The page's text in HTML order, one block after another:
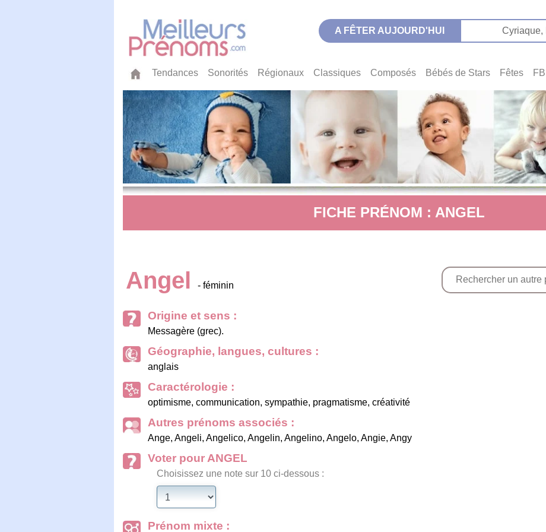
A FÊTER AUJOURD'HUI Cyriaque,
Tendances Sonorités Régionaux Classiques Composés Bébés de Stars Fêtes FB
FICHE PRÉNOM : ANGEL
Angel - féminin
Origine et sens :
Messagère (grec).
Géographie, langues, cultures :
anglais
Caractérologie :
optimisme, communication, sympathie, pragmatisme, créativité
Autres prénoms associés :
Ange, Angeli, Angelico, Angelin, Angelino, Angelo, Angie, Angy
Voter pour ANGEL
Choisissez une note sur 10 ci-dessous :
Prénom mixte :